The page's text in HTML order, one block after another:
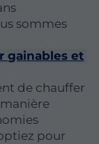
sommes
gainables et
de chauffer
pour